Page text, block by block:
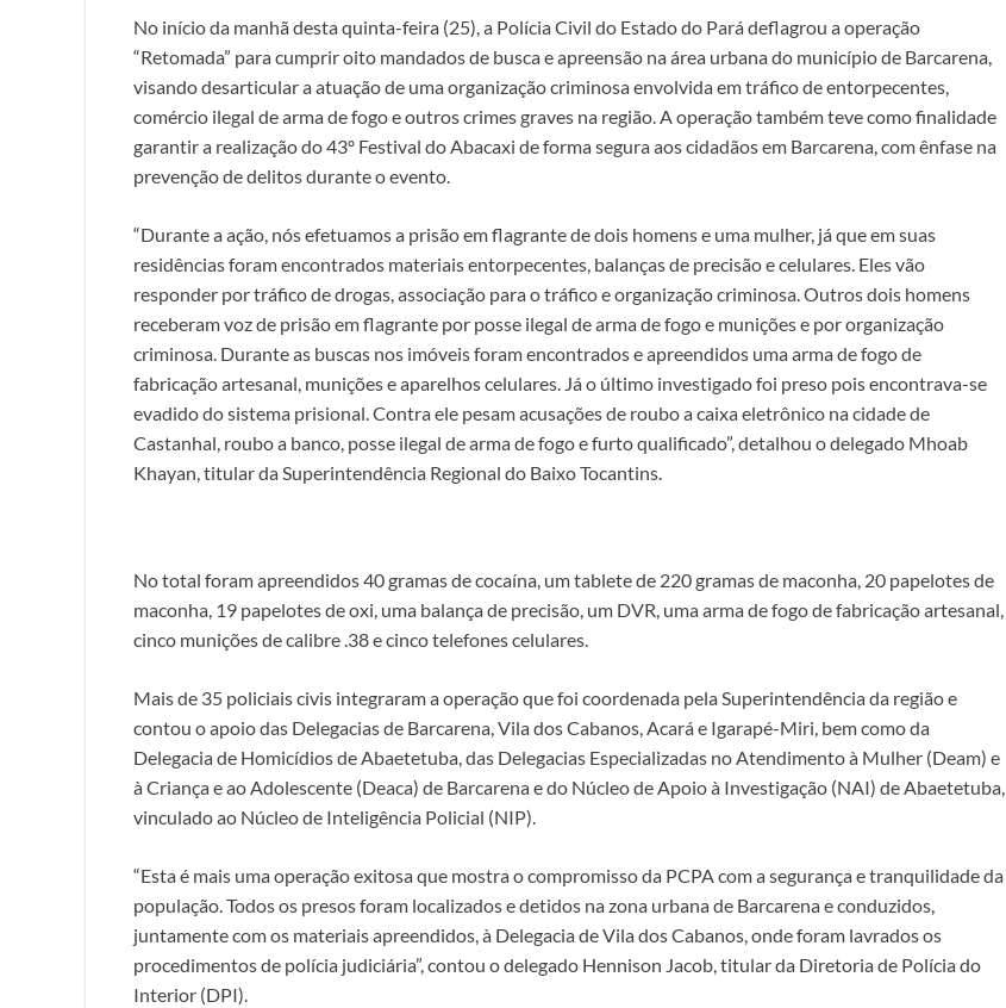
No início da manhã desta quinta-feira (25), a Polícia Civil do Estado do Pará deflagrou a operação
“Retomada” para cumprir oito mandados de busca e apreensão na área urbana do município de Barcarena,
visando desarticular a atuação de uma organização criminosa envolvida em tráfico de entorpecentes,
comércio ilegal de arma de fogo e outros crimes graves na região. A operação também teve como finalidade
garantir a realização do 43º Festival do Abacaxi de forma segura aos cidadãos em Barcarena, com ênfase na
prevenção de delitos durante o evento.
“Durante a ação, nós efetuamos a prisão em flagrante de dois homens e uma mulher, já que em suas
residências foram encontrados materiais entorpecentes, balanças de precisão e celulares. Eles vão
responder por tráfico de drogas, associação para o tráfico e organização criminosa. Outros dois homens
receberam voz de prisão em flagrante por posse ilegal de arma de fogo e munições e por organização
criminosa. Durante as buscas nos imóveis foram encontrados e apreendidos uma arma de fogo de
fabricação artesanal, munições e aparelhos celulares. Já o último investigado foi preso pois encontrava-se
evadido do sistema prisional. Contra ele pesam acusações de roubo a caixa eletrônico na cidade de
Castanhal, roubo a banco, posse ilegal de arma de fogo e furto qualificado”, detalhou o delegado Mhoab
Khayan, titular da Superintendência Regional do Baixo Tocantins.
No total foram apreendidos 40 gramas de cocaína, um tablete de 220 gramas de maconha, 20 papelotes de
maconha, 19 papelotes de oxi, uma balança de precisão, um DVR, uma arma de fogo de fabricação artesanal,
cinco munições de calibre .38 e cinco telefones celulares.
Mais de 35 policiais civis integraram a operação que foi coordenada pela Superintendência da região e
contou o apoio das Delegacias de Barcarena, Vila dos Cabanos, Acará e Igarapé-Miri, bem como da
Delegacia de Homicídios de Abaetetuba, das Delegacias Especializadas no Atendimento à Mulher (Deam) e
à Criança e ao Adolescente (Deaca) de Barcarena e do Núcleo de Apoio à Investigação (NAI) de Abaetetuba,
vinculado ao Núcleo de Inteligência Policial (NIP).
“Esta é mais uma operação exitosa que mostra o compromisso da PCPA com a segurança e tranquilidade da
população. Todos os presos foram localizados e detidos na zona urbana de Barcarena e conduzidos,
juntamente com os materiais apreendidos, à Delegacia de Vila dos Cabanos, onde foram lavrados os
procedimentos de polícia judiciária”, contou o delegado Hennison Jacob, titular da Diretoria de Polícia do
Interior (DPI).